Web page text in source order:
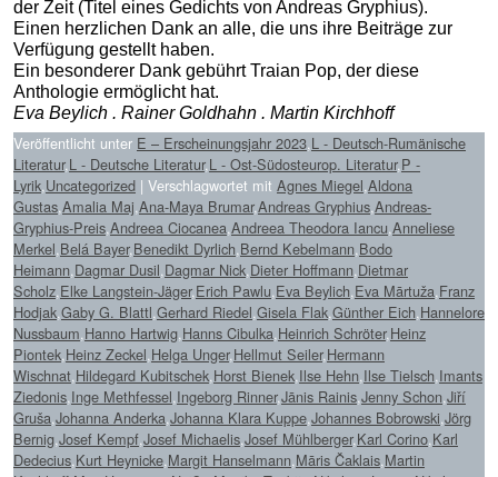
der Zeit (Titel eines Gedichts von Andreas Gryphius).
Einen herzlichen Dank an alle, die uns ihre Beiträge zur
Verfügung gestellt haben.
Ein besonderer Dank gebührt Traian Pop, der diese
Anthologie ermöglicht hat.
Eva Beylich . Rainer Goldhahn . Martin Kirchhoff
Veröffentlicht unter E – Erscheinungsjahr 2023,L - Deutsch-Rumänische
Literatur,L - Deutsche Literatur,L - Ost-Südosteurop. Literatur,P -
Lyrik,Uncategorized | Verschlagwortet mit Agnes Miegel,Aldona
Gustas,Amalia Maj,Ana-Maya Brumar,Andreas Gryphius,Andreas-
Gryphius-Preis,Andreea Ciocanea,Andreea Theodora Iancu,Anneliese
Merkel,Belá Bayer,Benedikt Dyrlich,Bernd Kebelmann,Bodo
Heimann,Dagmar Dusil,Dagmar Nick,Dieter Hoffmann,Dietmar
Scholz,Elke Langstein-Jäger,Erich Pawlu,Eva Beylich,Eva Mārtuža,Franz
Hodjak,Gaby G. Blattl,Gerhard Riedel,Gisela Flak,Günther Eich,Hannelore
Nussbaum,Hanno Hartwig,Hanns Cibulka,Heinrich Schröter,Heinz
Piontek,Heinz Zeckel,Helga Unger,Hellmut Seiler,Hermann
Wischnat,Hildegard Kubitschek,Horst Bienek,Ilse Hehn,Ilse Tielsch,Imants
Ziedonis,Inge Methfessel,Ingeborg Rinner,Jānis Rainis,Jenny Schon,Jiří
Gruša,Johanna Anderka,Johanna Klara Kuppe,Johannes Bobrowski,Jörg
Bernig,Josef Kempf,Josef Michaelis,Josef Mühlberger,Karl Corino,Karl
Dedecius,Kurt Heynicke,Margit Hanselmann,Māris Čaklais,Martin